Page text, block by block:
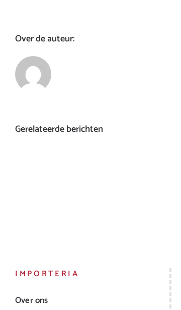
Over de auteur:
Gerelateerde berichten
IMPORTERIA
Over ons